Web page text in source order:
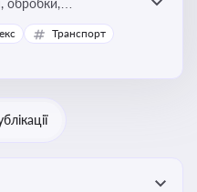
обробки,
нафти й природного
безпеки,
Транспорт